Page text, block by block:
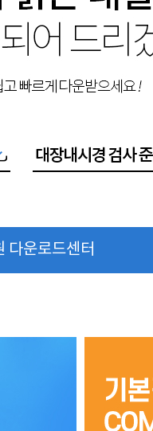
다운로드센터